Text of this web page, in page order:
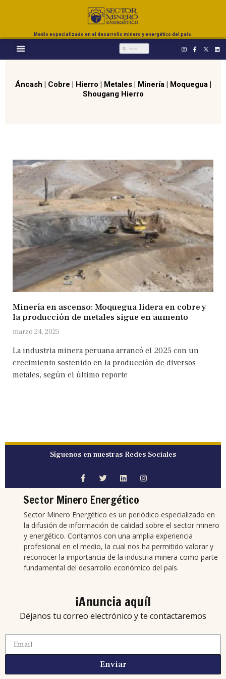
Medio especializado en el desarrollo minero y energético del país.
Áncash | Cobre | Hierro | Metales| Minería| Moquegua|
Shougang Hierro
Minería en ascenso: Moquegua lidera en cobre y
la producción de metales sigue en aumento
marzo 24, 2025
La industria minera peruana arrancó el 2025 con un
crecimiento sostenido en la producción de diversos
metales, según el último reporte
Síguenos en nuestras Redes Sociales
Sector Minero Energético
Sector Minero Energético es un periódico especializado en
la difusión de información de calidad sobre el sector minero
y energético. Contamos con una amplia experiencia
profesional en el medio, la cual nos ha permitido valorar y
reconocer la importancia de la industria minera como parte
fundamental del desarrollo económico del país.
¡Anuncia aquí!
Déjanos tu correo electrónico y te contactaremos
Enviar